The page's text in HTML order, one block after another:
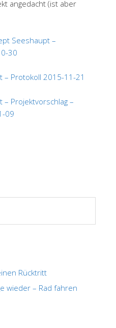
angedacht (ist aber
Seeshaupt –
30
– Protokoll 2015-11-21
– Projektvorschlag –
09
Rücktritt
wieder – Rad fahren